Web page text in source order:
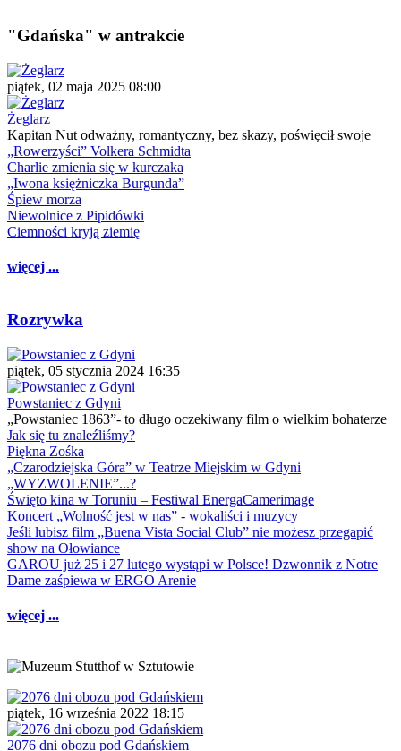
"Gdańska" w antrakcie
piątek, 02 maja 2025 08:00
Żeglarz
Kapitan Nut odważny, romantyczny, bez skazy, poświęcił swoje
„Rowerzyści” Volkera Schmidta
Charlie zmienia się w kurczaka
„Iwona księżniczka Burgunda”
Śpiew morza
Niewolnice z Pipidówki
Ciemności kryją ziemię
więcej ...
Rozrywka
piątek, 05 stycznia 2024 16:35
Powstaniec z Gdyni
„Powstaniec 1863”- to długo oczekiwany film o wielkim bohaterze
Jak się tu znaleźliśmy?
Piękna Zośka
„Czarodziejska Góra” w Teatrze Miejskim w Gdyni
„WYZWOLENIE”...?
Święto kina w Toruniu – Festiwal EnergaCamerimage
Koncert „Wolność jest w nas” - wokaliści i muzycy
Jeśli lubisz film „Buena Vista Social Club” nie możesz przegapić
show na Ołowiance
GAROU już 25 i 27 lutego wystąpi w Polsce! Dzwonnik z Notre
Dame zaśpiewa w ERGO Arenie
więcej ...
piątek, 16 września 2022 18:15
2076 dni obozu pod Gdańskiem